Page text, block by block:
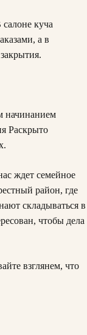
куча
а в
начинанием
Раскрыто
ждет семейное
район, где
складываться в
чтобы дела
взглянем, что